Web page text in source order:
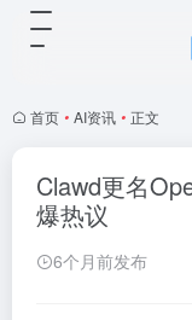
首页 • AI资讯 • 正文
Clawd更名
爆热议
6个月前发布